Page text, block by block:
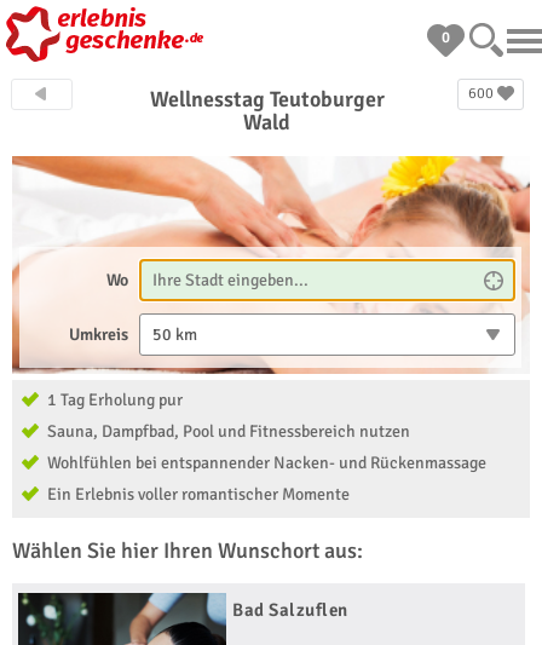
0
600
Wellnesstag Teutoburger
Wald
Wo
Umkreis 50 km
1 Tag Erholung pur
Sauna, Dampfbad, Pool und Fitnessbereich nutzen
Wohlfühlen bei entspannender Nacken- und Rückenmassage
Ein Erlebnis voller romantischer Momente
Wählen Sie hier Ihren Wunschort aus:
Bad Salzuflen